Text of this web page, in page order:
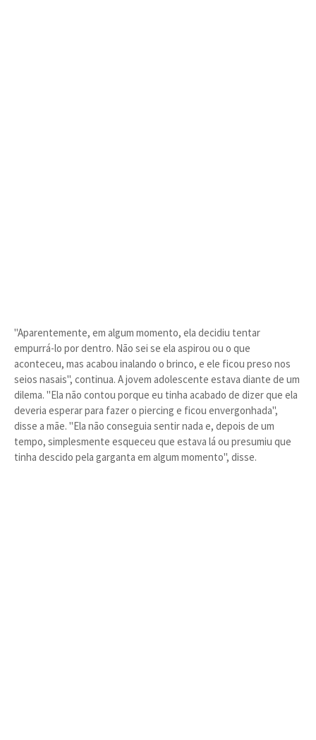
"Aparentemente, em algum momento, ela decidiu tentar
empurrá-lo por dentro. Não sei se ela aspirou ou o que
aconteceu, mas acabou inalando o brinco, e ele ficou preso nos
seios nasais", continua. A jovem adolescente estava diante de um
dilema. "Ela não contou porque eu tinha acabado de dizer que ela
deveria esperar para fazer o piercing e ficou envergonhada",
disse a mãe. "Ela não conseguia sentir nada e, depois de um
tempo, simplesmente esqueceu que estava lá ou presumiu que
tinha descido pela garganta em algum momento", disse.